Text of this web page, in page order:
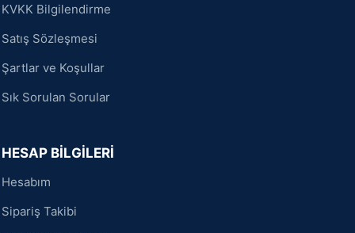
KVKK Bilgilendirme
Satış Sözleşmesi
Şartlar ve Koşullar
Sık Sorulan Sorular
HESAP BİLGİLERİ
Hesabım
Sipariş Takibi